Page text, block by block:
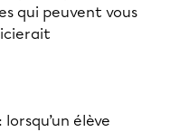
qui peuvent vous
élève